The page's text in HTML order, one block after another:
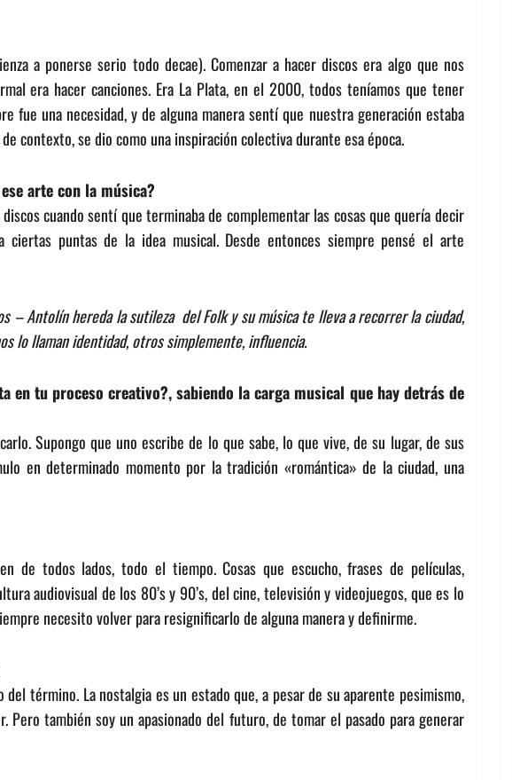
a ponerse serio todo decae). Comenzar a hacer discos era algo que nos
era hacer canciones. Era La Plata, en el 2000, todos teníamos que tener
fue una necesidad, y de alguna manera sentí que nuestra generación estaba
contexto, se dio como una inspiración colectiva durante esa época.
arte con la música?
cuando sentí que terminaba de complementar las cosas que quería decir
ciertas puntas de la idea musical. Desde entonces siempre pensé el arte
– Antolín hereda la sutileza del Folk y su música te lleva a recorrer la ciudad,
lo llaman identidad, otros simplemente, influencia.
en tu proceso creativo?, sabiendo la carga musical que hay detrás de
Supongo que uno escribe de lo que sabe, lo que vive, de su lugar, de sus
en determinado momento por la tradición «romántica» de la ciudad, una
de todos lados, todo el tiempo. Cosas que escucho, frases de películas,
audiovisual de los 80’s y 90’s, del cine, televisión y videojuegos, que es lo
necesito volver para resignificarlo de alguna manera y definirme.
término. La nostalgia es un estado que, a pesar de su aparente pesimismo,
Pero también soy un apasionado del futuro, de tomar el pasado para generar